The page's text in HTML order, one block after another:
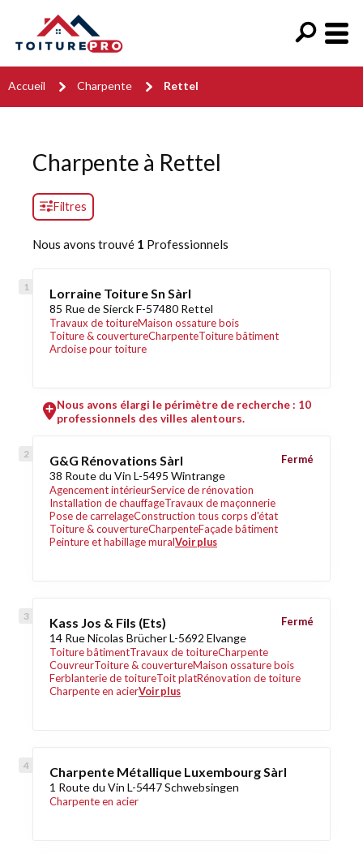
Accueil Charpente Rettel
Charpente à Rettel
Filtres
Nous avons trouvé 1 Professionnels
Lorraine Toiture Sn Sàrl
85 Rue de Sierck F-57480 Rettel
Travaux de toitureMaison ossature bois
Toiture & couvertureCharpenteToiture bâtiment
Ardoise pour toiture
Nous avons élargi le périmètre de recherche : 10
professionnels des villes alentours.
G&G Rénovations Sàrl
38 Route du Vin L-5495 Wintrange
Agencement intérieurService de rénovation
Installation de chauffageTravaux de maçonnerie
Pose de carrelageConstruction tous corps d'état
Toiture & couvertureCharpenteFaçade bâtiment
Peinture et habillage muralVoir plus
Fermé
Kass Jos & Fils (Ets)
14 Rue Nicolas Brücher L-5692 Elvange
Toiture bâtimentTravaux de toitureCharpente
CouvreurToiture & couvertureMaison ossature bois
Ferblanterie de toitureToit platRénovation de toiture
Charpente en acierVoir plus
Fermé
Charpente Métallique Luxembourg Sàrl
1 Route du Vin L-5447 Schwebsingen
Charpente en acier